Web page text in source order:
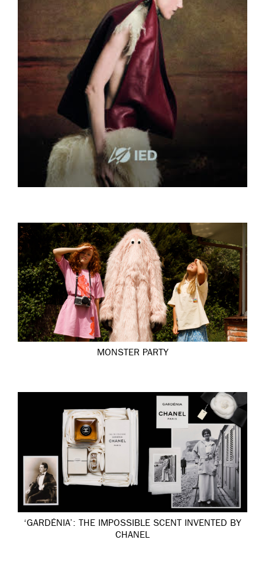
MONSTER PARTY
‘GARDÉNIA’: THE IMPOSSIBLE SCENT INVENTED BY
CHANEL